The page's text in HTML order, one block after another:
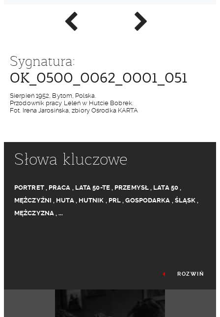
Poprzednie
zdjęcie
Następne
zdjęcie
Sygnatura:
OK_0500_0062_0001_051
Sierpień 1952, Bytom, Polska.
Przodownik pracy Leleń w Hutcie Bobrek.
Fot. Irena Jarosińska, zbiory Ośrodka KARTA
Słowa kluczowe
PORTRET, PRACA , LATA 50-TE, PRZEMYSŁ, LATA 50,
MĘŻCZYŹNI , HUTA, HUTNIK , PRL ,GOSPODARKA , ŚLĄSK ,
MĘŻCZYZNA,...
ROZWIŃ